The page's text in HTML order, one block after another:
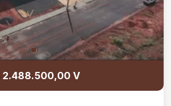
2.488.500,00 V